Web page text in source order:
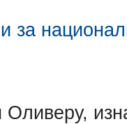
за
Оливеру,